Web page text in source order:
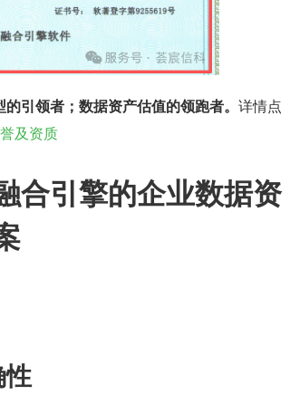
引领者；数据资产估值的领跑者。 详情点
及资质
合引擎的企业数据资